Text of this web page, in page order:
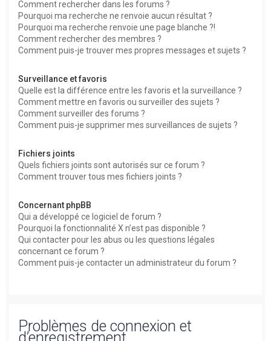
Comment rechercher dans les forums ?
Pourquoi ma recherche ne renvoie aucun résultat ?
Pourquoi ma recherche renvoie une page blanche ?!
Comment rechercher des membres ?
Comment puis-je trouver mes propres messages et sujets ?
Surveillance et favoris
Quelle est la différence entre les favoris et la surveillance ?
Comment mettre en favoris ou surveiller des sujets ?
Comment surveiller des forums ?
Comment puis-je supprimer mes surveillances de sujets ?
Fichiers joints
Quels fichiers joints sont autorisés sur ce forum ?
Comment trouver tous mes fichiers joints ?
Concernant phpBB
Qui a développé ce logiciel de forum ?
Pourquoi la fonctionnalité X n’est pas disponible ?
Qui contacter pour les abus ou les questions légales
concernant ce forum ?
Comment puis-je contacter un administrateur du forum ?
Problèmes de connexion et